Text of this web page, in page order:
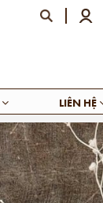
LIÊN HỆ